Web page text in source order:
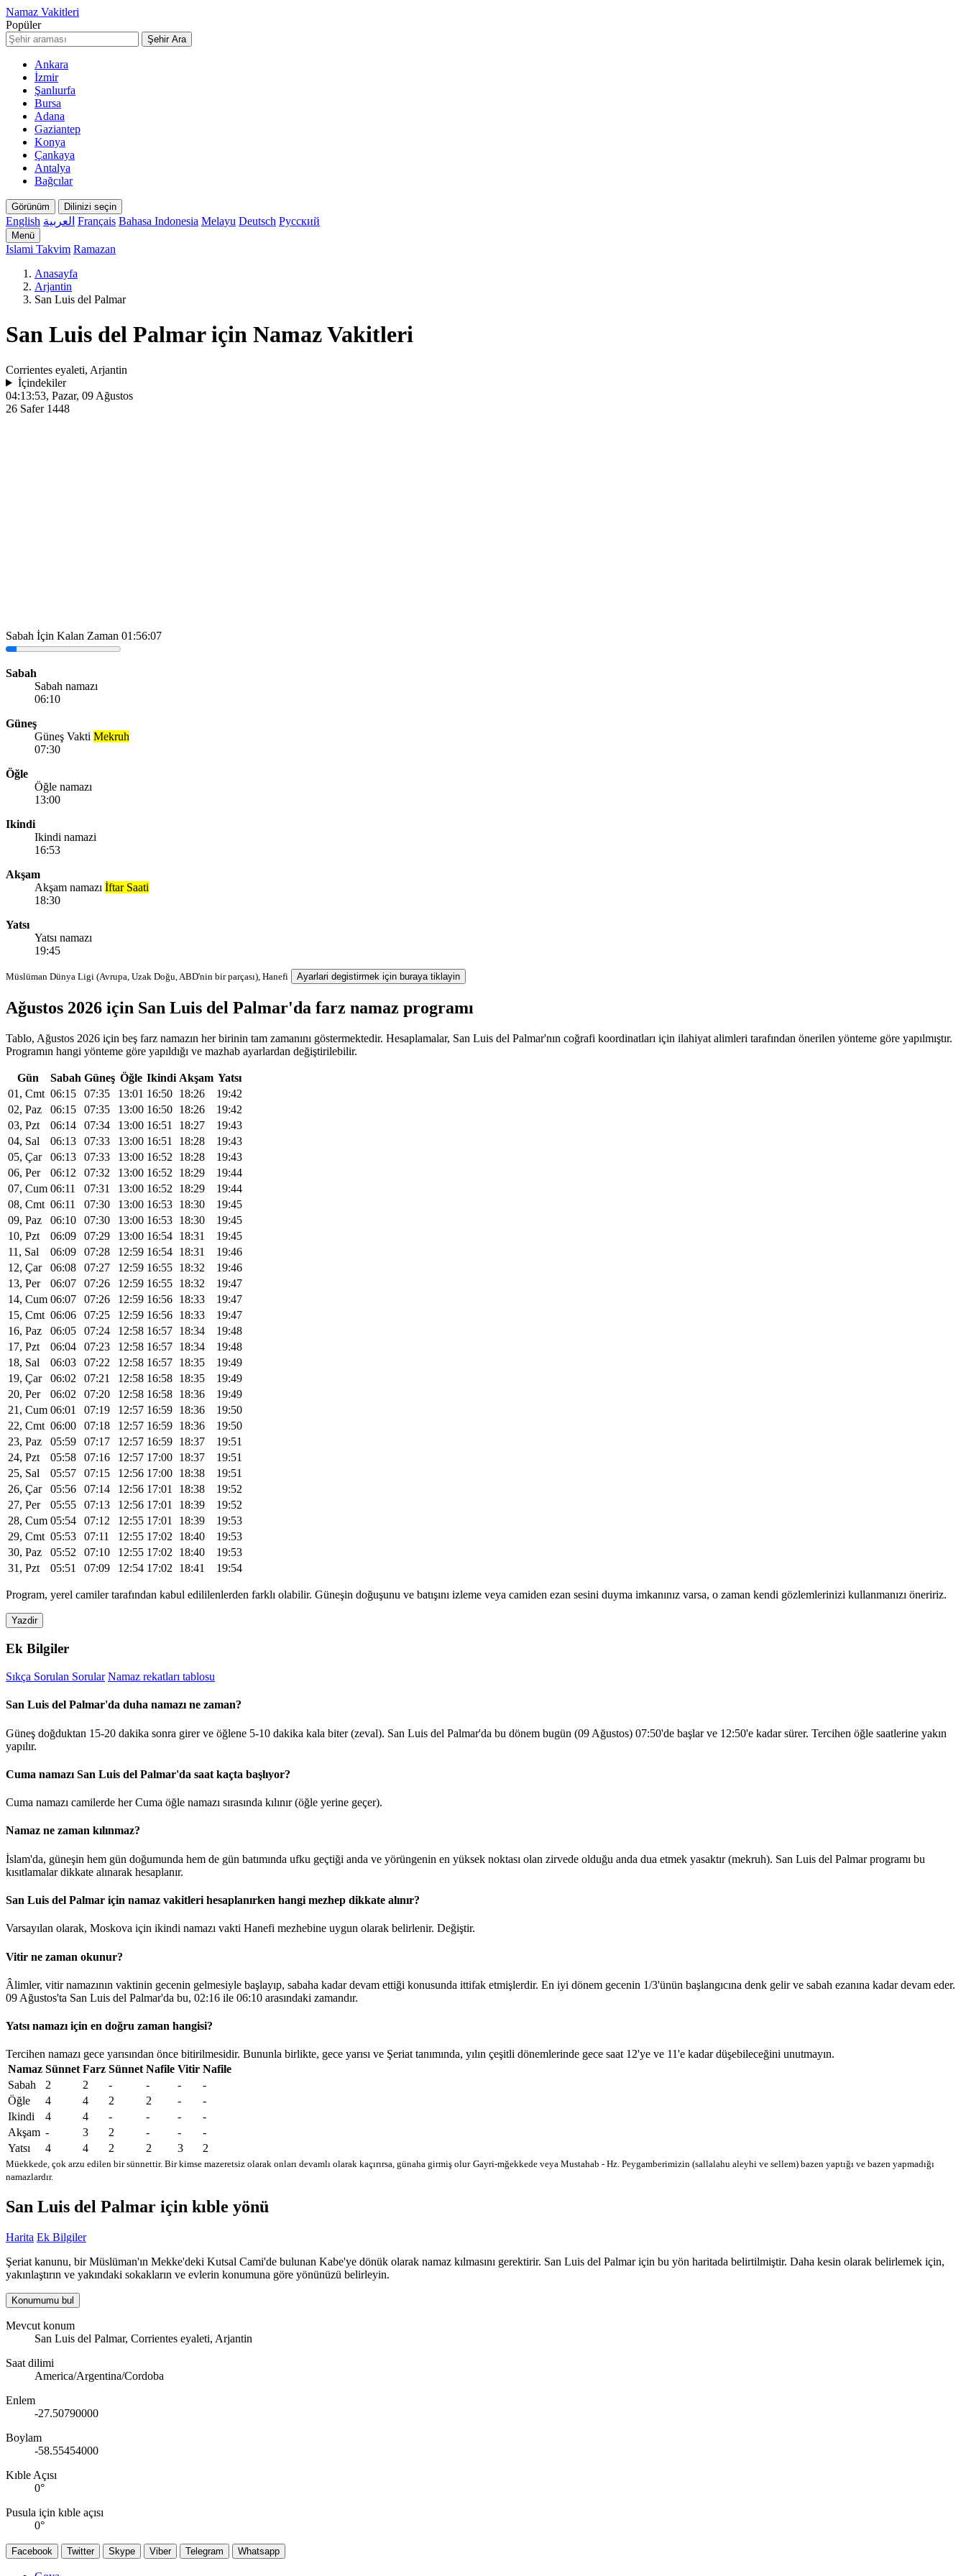
Namaz Vakitleri
Popüler
Şehir Ara
Ankara
İzmir
Şanlıurfa
Bursa
Adana
Gaziantep
Konya
Çankaya
Antalya
Bağcılar
Görünüm Dilinizi seçin
English العربية Français Bahasa Indonesia Melayu Deutsch Русский
Menü
Islami Takvim Ramazan
Anasayfa
Arjantin
San Luis del Palmar
San Luis del Palmar için Namaz Vakitleri
Corrientes eyaleti, Arjantin
İçindekiler
04:13:53, Pazar, 09 Ağustos
26 Safer 1448
Sabah İçin Kalan Zaman 01:56:07
Sabah
Sabah namazı
06:10
Güneş
Güneş Vakti Mekruh
07:30
Öğle
Öğle namazı
13:00
Ikindi
Ikindi namazi
16:53
Akşam
Akşam namazı İftar Saati
18:30
Yatsı
Yatsı namazı
19:45
Müslüman Dünya Ligi (Avrupa, Uzak Doğu, ABD'nin bir parçası), Hanefi Ayarlari degistirmek için buraya tiklayin
Ağustos 2026 için San Luis del Palmar'da farz namaz programı
Tablo, Ağustos 2026 için beş farz namazın her birinin tam zamanını göstermektedir. Hesaplamalar, San Luis del Palmar'nın coğrafi koordinatları için ilahiyat alimleri tarafından önerilen yönteme göre yapılmıştır.
Programın hangi yönteme göre yapıldığı ve mazhab ayarlardan değiştirilebilir.
Gün Sabah Güneş Öğle Ikindi Akşam Yatsı
01, Cmt 06:15 07:35 13:01 16:50 18:26
19:42
02, Paz
06:15 07:35 13:00 16:50 18:26
19:42
03, Pzt
06:14 07:34 13:00 16:51 18:27
19:43
04, Sal
06:13 07:33 13:00 16:51 18:28
19:43
05, Çar
06:13 07:33 13:00 16:52 18:28
19:43
06, Per
06:12 07:32 13:00 16:52 18:29
19:44
07, Cum 06:11 07:31 13:00 16:52 18:29
19:44
08, Cmt 06:11 07:30 13:00 16:53 18:30
19:45
09, Paz
06:10 07:30 13:00 16:53 18:30
19:45
10, Pzt
06:09 07:29 13:00 16:54 18:31
19:45
11, Sal
06:09 07:28 12:59 16:54 18:31
19:46
12, Çar
06:08 07:27 12:59 16:55 18:32
19:46
13, Per
06:07 07:26 12:59 16:55 18:32
19:47
14, Cum 06:07 07:26 12:59 16:56 18:33
19:47
15, Cmt 06:06 07:25 12:59 16:56 18:33
19:47
16, Paz
06:05 07:24 12:58 16:57 18:34
19:48
17, Pzt
06:04 07:23 12:58 16:57 18:34
19:48
18, Sal
06:03 07:22 12:58 16:57 18:35
19:49
19, Çar
06:02 07:21 12:58 16:58 18:35
19:49
20, Per
06:02 07:20 12:58 16:58 18:36
19:49
21, Cum 06:01 07:19 12:57 16:59 18:36
19:50
22, Cmt 06:00 07:18 12:57 16:59 18:36
19:50
23, Paz
05:59 07:17 12:57 16:59 18:37
19:51
24, Pzt
05:58 07:16 12:57 17:00 18:37
19:51
25, Sal
05:57 07:15 12:56 17:00 18:38
19:51
26, Çar
05:56 07:14 12:56 17:01 18:38
19:52
27, Per
05:55 07:13 12:56 17:01 18:39
19:52
28, Cum 05:54 07:12 12:55 17:01 18:39
19:53
29, Cmt 05:53 07:11 12:55 17:02 18:40
19:53
30, Paz
05:52 07:10 12:55 17:02 18:40
19:53
31, Pzt
05:51 07:09 12:54 17:02 18:41 19:54
Program, yerel camiler tarafından kabul edililenlerden farklı olabilir. Güneşin doğuşunu ve batışını izleme veya camiden ezan sesini duyma imkanınız varsa, o zaman kendi gözlemlerinizi kullanmanızı öneririz.
Yazdir
Ek Bilgiler
Sıkça Sorulan Sorular Namaz rekatları tablosu
San Luis del Palmar'da duha namazı ne zaman?
Güneş doğduktan 15-20 dakika sonra girer ve öğlene 5-10 dakika kala biter (zeval). San Luis del Palmar'da bu dönem bugün (09 Ağustos) 07:50'de başlar ve 12:50'e kadar sürer. Tercihen öğle saatlerine yakın
yapılır.
Cuma namazı San Luis del Palmar'da saat kaçta başlıyor?
Cuma namazı camilerde her Cuma öğle namazı sırasında kılınır (öğle yerine geçer).
Namaz ne zaman kılınmaz?
İslam'da, güneşin hem gün doğumunda hem de gün batımında ufku geçtiği anda ve yörüngenin en yüksek noktası olan zirvede olduğu anda dua etmek yasaktır (mekruh). San Luis del Palmar programı bu
kısıtlamalar dikkate alınarak hesaplanır.
San Luis del Palmar için namaz vakitleri hesaplanırken hangi mezhep dikkate alınır?
Varsayılan olarak, Moskova için ikindi namazı vakti Hanefi mezhebine uygun olarak belirlenir. Değiştir.
Vitir ne zaman okunur?
Âlimler, vitir namazının vaktinin gecenin gelmesiyle başlayıp, sabaha kadar devam ettiği konusunda ittifak etmişlerdir. En iyi dönem gecenin 1/3'ünün başlangıcına denk gelir ve sabah ezanına kadar devam eder.
09 Ağustos'ta San Luis del Palmar'da bu, 02:16 ile 06:10 arasındaki zamandır.
Yatsı namazı için en doğru zaman hangisi?
Tercihen namazı gece yarısından önce bitirilmesidir. Bununla birlikte, gece yarısı ve Şeriat tanımında, yılın çeşitli dönemlerinde gece saat 12'ye ve 11'e kadar düşebileceğini unutmayın.
Namaz Sünnet Farz Sünnet Nafile Vitir Nafile
Sabah
2 2 - - -
-
Öğle
4 4 2 2 -
-
Ikindi
4 4 - - -
-
Akşam - 3 2 - -
-
Yatsı
4 4 2 2 3 2
Müekkede, çok arzu edilen bir sünnettir. Bir kimse mazeretsiz olarak onları devamlı olarak kaçırırsa, günaha girmiş olur Gayri-mğekkede veya Mustahab - Hz. Peygamberimizin (sallalahu aleyhi ve sellem) bazen yaptığı ve bazen yapmadığı
namazlardır.
San Luis del Palmar için kıble yönü
Harita Ek Bilgiler
Şeriat kanunu, bir Müslüman'ın Mekke'deki Kutsal Cami'de bulunan Kabe'ye dönük olarak namaz kılmasını gerektirir. San Luis del Palmar için bu yön haritada belirtilmiştir. Daha kesin olarak belirlemek için,
yakınlaştırın ve yakındaki sokakların ve evlerin konumuna göre yönünüzü belirleyin.
Konumumu bul
Mevcut konum
San Luis del Palmar, Corrientes eyaleti, Arjantin
Saat dilimi
America/Argentina/Cordoba
Enlem
-27.50790000
Boylam
-58.55454000
Kıble Açısı
0°
Pusula için kıble açısı
0°
Facebook Twitter Skype Viber Telegram Whatsapp